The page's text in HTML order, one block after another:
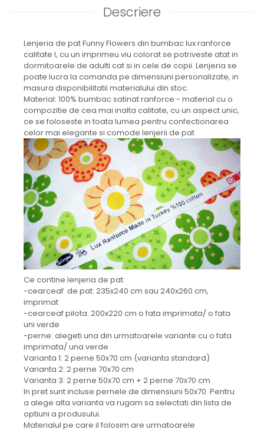
Descriere
Lenjeria de pat Funny Flowers din bumbac lux ranforce
calitate I, cu un imprimeu viu colorat se potriveste atat in
dormitoarele de adulti cat si in cele de copii. Lenjeria se
poate lucra la comanda pe dimensiuni personalizate, in
masura disponibilitatii materialului din stoc.
Material: 100% bumbac satinat ranforce - material cu o
compozitie de cea mai inalta calitate, cu un aspect unic,
ce se foloseste in toata lumea pentru confectionarea
celor mai elegante si comode lenjerii de pat
Ce contine lenjeria de pat:
-cearceaf de pat: 235x240 cm sau 240x260 cm,
imprimat
-cearceaf pilota: 200x220 cm o fata imprimata/ o fata
uni verde
-perne: alegeti una din urmatoarele variante cu o fata
imprimata/ una verde
Varianta 1: 2 perne 50x70 cm (varianta standard)
Varianta 2: 2 perne 70x70 cm
Varianta 3: 2 perne 50x70 cm + 2 perne 70x70 cm
In pret sunt incluse pernele de dimensiuni 50x70. Pentru
a alege alta varianta va rugam sa selectati din lista de
optiuni a produsului.
Materialul pe care il folosim are urmatoarele